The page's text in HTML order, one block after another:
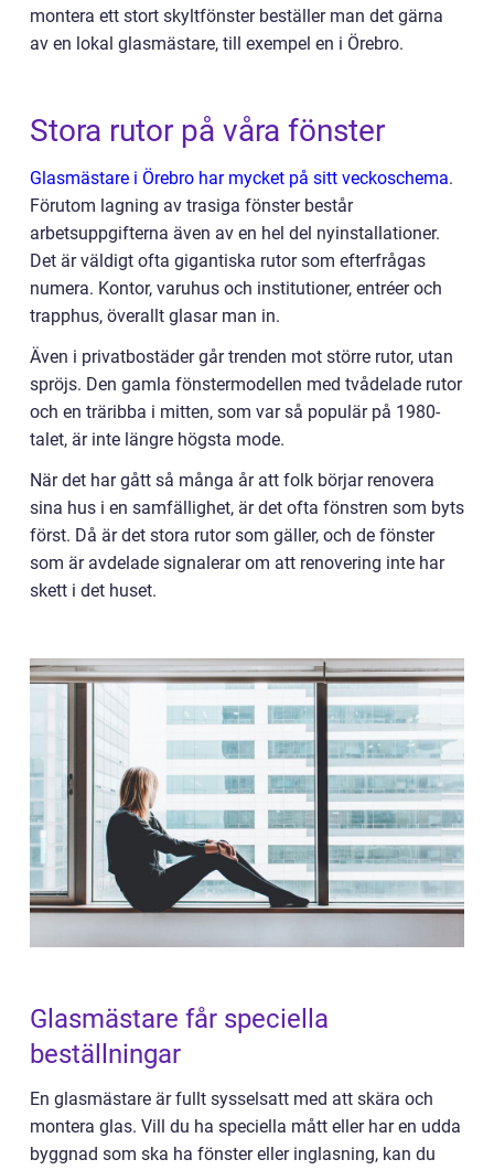
montera ett stort skyltfönster beställer man det gärna
av en lokal glasmästare, till exempel en i Örebro.
Stora rutor på våra fönster
Glasmästare i Örebro har mycket på sitt veckoschema.
Förutom lagning av trasiga fönster består
arbetsuppgifterna även av en hel del nyinstallationer.
Det är väldigt ofta gigantiska rutor som efterfrågas
numera. Kontor, varuhus och institutioner, entréer och
trapphus, överallt glasar man in.
Även i privatbostäder går trenden mot större rutor, utan
spröjs. Den gamla fönstermodellen med tvådelade rutor
och en träribba i mitten, som var så populär på 1980-
talet, är inte längre högsta mode.
När det har gått så många år att folk börjar renovera
sina hus i en samfällighet, är det ofta fönstren som byts
först. Då är det stora rutor som gäller, och de fönster
som är avdelade signalerar om att renovering inte har
skett i det huset.
Glasmästare får speciella
beställningar
En glasmästare är fullt sysselsatt med att skära och
montera glas. Vill du ha speciella mått eller har en udda
byggnad som ska ha fönster eller inglasning, kan du